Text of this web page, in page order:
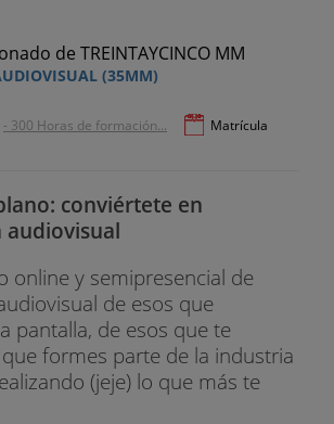
(35MM)
- 300 Horas de formación...
Matrícula
conviértete en
online y semipresencial de
de esos que
pantalla, de esos que te
formes parte de la industria
(jeje) lo que más te